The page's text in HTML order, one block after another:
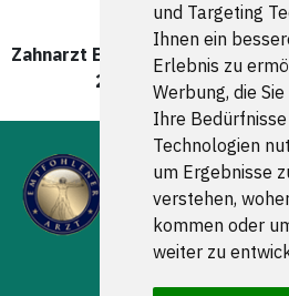
und Targeting
Ihnen ein
Erlebnis zu
Werbung, die
Ihre
Technologien
um Ergebnisse
verstehen,
kommen oder
weiter zu
Zahnarzt Braunichswalde
2026 um 00:00:08